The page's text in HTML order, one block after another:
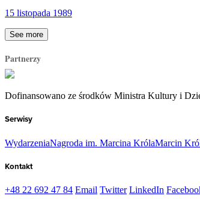
15 listopada 1989
See more
Partnerzy
Dofinansowano ze środków Ministra Kultury i
Serwisy
WydarzeniaNagroda im. Marcina KrólaMarcin
Kontakt
+48 22 692 47 84 Email Twitter LinkedIn